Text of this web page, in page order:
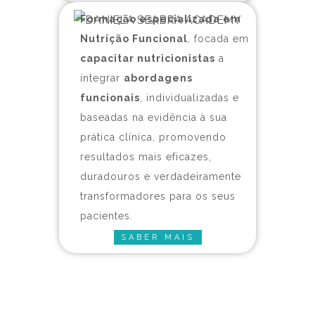
Formação especializada em
Nutrição Funcional , focada em
capacitar nutricionistas a
integrar abordagens
funcionais , individualizadas e
baseadas na evidência à sua
prática clínica, promovendo
resultados mais eficazes,
duradouros e verdadeiramente
transformadores para os seus
pacientes.
SABER MAIS